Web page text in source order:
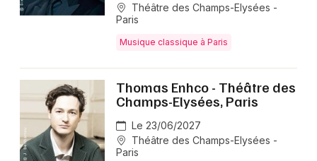
Théâtre des Champs-Elysées -
Paris
Musique classique à Paris
Thomas Enhco - Théâtre des
Champs-Elysées, Paris
Le 23/06/2027
Théâtre des Champs-Elysées -
Paris